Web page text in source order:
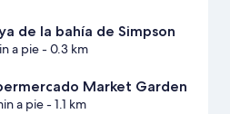
de la bahía de Simpson
a pie- 0.3 km
Market Garden
a pie- 1.1 km